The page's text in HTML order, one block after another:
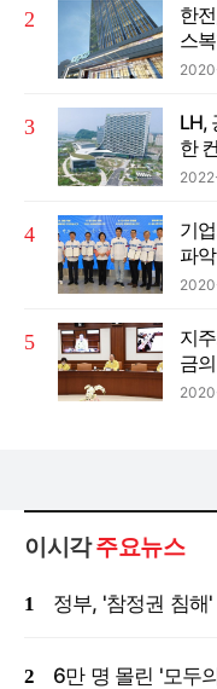
한
스
LH,
한
기
파악
지
금
이시각주요뉴스